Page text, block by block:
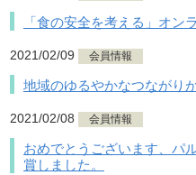
「食の安全を考える」オン
2021/02/09 会員情報
地域のゆるやかなつながり
2021/02/08 会員情報
おめでとうございます、パ
賞しました。